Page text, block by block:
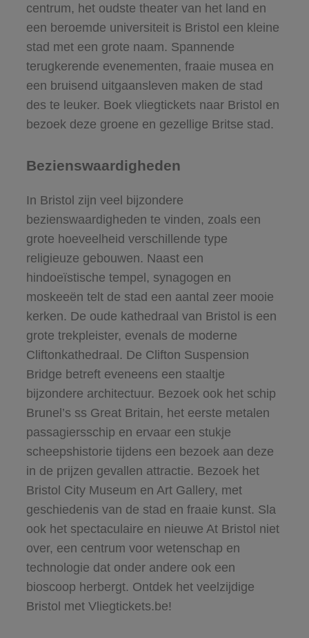
centrum, het oudste theater van het land en
een beroemde universiteit is Bristol een kleine
stad met een grote naam. Spannende
terugkerende evenementen, fraaie musea en
een bruisend uitgaansleven maken de stad
des te leuker. Boek vliegtickets naar Bristol en
bezoek deze groene en gezellige Britse stad.
Bezienswaardigheden
In Bristol zijn veel bijzondere
bezienswaardigheden te vinden, zoals een
grote hoeveelheid verschillende type
religieuze gebouwen. Naast een
hindoeïstische tempel, synagogen en
moskeeën telt de stad een aantal zeer mooie
kerken. De oude kathedraal van Bristol is een
grote trekpleister, evenals de moderne
Cliftonkathedraal. De Clifton Suspension
Bridge betreft eveneens een staaltje
bijzondere architectuur. Bezoek ook het schip
Brunel’s ss Great Britain, het eerste metalen
passagiersschip en ervaar een stukje
scheepshistorie tijdens een bezoek aan deze
in de prijzen gevallen attractie. Bezoek het
Bristol City Museum en Art Gallery, met
geschiedenis van de stad en fraaie kunst. Sla
ook het spectaculaire en nieuwe At Bristol niet
over, een centrum voor wetenschap en
technologie dat onder andere ook een
bioscoop herbergt. Ontdek het veelzijdige
Bristol met Vliegtickets.be!